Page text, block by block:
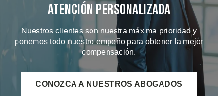
Atención Personalizada
Nuestros clientes son nuestra máxima prioridad y
ponemos todo nuestro empeño para obtener la mejor
compensación.
CONOZCA A NUESTROS ABOGADOS